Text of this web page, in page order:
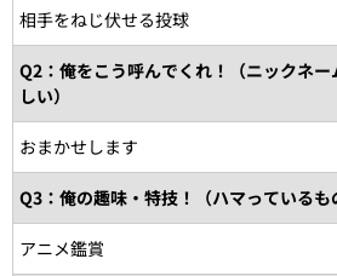
相手をねじ伏せる投球
Q2：俺をこう呼んでくれ！（ニックネ
しい）
おまかせします
Q3：俺の趣味・特技！（ハマっているも
アニメ鑑賞